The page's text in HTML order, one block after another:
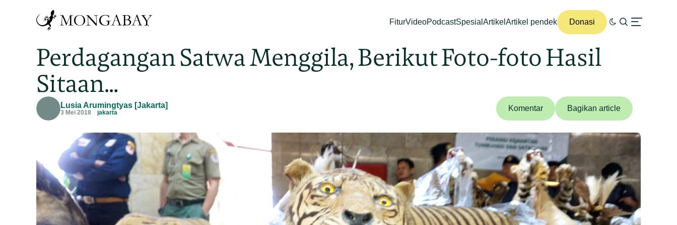
FiturVideoPodcastSpesial Artikel Artikel pendek Donasi
Perdagangan Satwa Menggila, Berikut Foto-foto Hasil
Sitaan…
Lusia Arumingtyas [Jakarta]
3 Mei 2018 jakarta Komentar Bagikan article